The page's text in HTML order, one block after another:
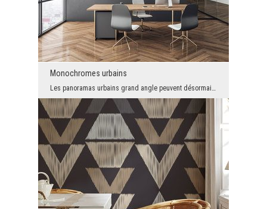
Monochromes urbains
Les panoramas urbains grand angle peuvent désormais être considérés comme des décorations de base...